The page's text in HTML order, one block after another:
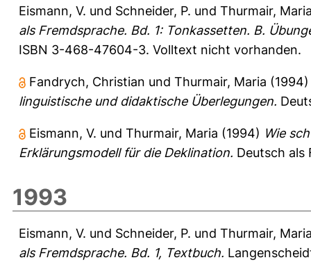
Eismann, V. und Schneider, P. und Thurmair,
als Fremdsprache. Bd. 1: Tonkassetten. B.
ISBN 3-468-47604-3. Volltext nicht vorhanden.
Fandrych, Christian und Thurmair, Maria
linguistische und didaktische Überlegungen.
Eismann, V. und Thurmair, Maria (1994) Wie
Erklärungsmodell für die Deklination. Deutsch als
1993
Eismann, V. und Schneider, P. und Thurmair,
als Fremdsprache. Bd. 1, Textbuch.